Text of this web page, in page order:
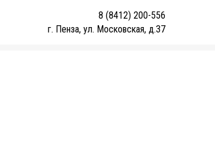
8 (8412) 200-556
г. Пенза, ул. Московская, д.37